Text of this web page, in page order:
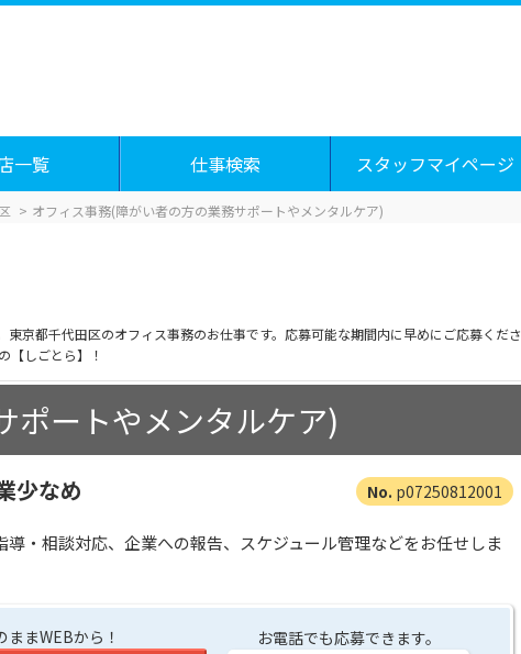
一覧 仕事検索 スタッフマイページ
オフィス事務(障がい者の方の業務サポートやメンタルケア)
京都千代田区のオフィス事務のお仕事です。応募可能な期間内に早めにご応募くださ
【しごとら】！
ポートやメンタルケア)
p07250812001
少なめ
・相談対応、企業への報告、スケジュール管理などをお任せしま
ままWEBから！ お電話でも応募できます。